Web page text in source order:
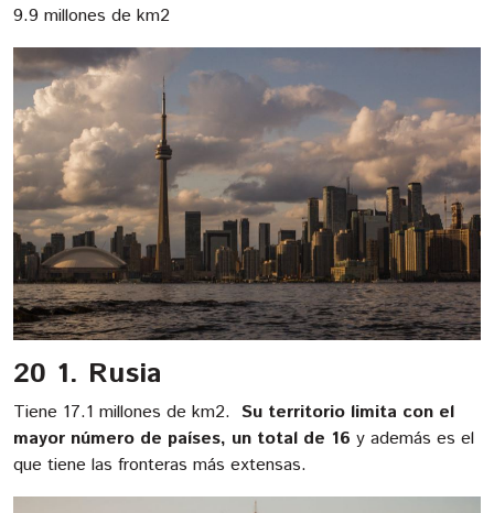
9.9 millones de km2
20 1. Rusia
Tiene 17.1 millones de km2. Su territorio limita con el
mayor número de países, un total de 16 y además es el
que tiene las fronteras más extensas.